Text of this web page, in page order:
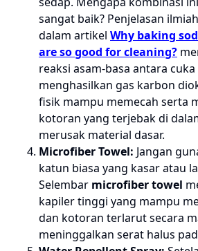
sangat baik? Penjelasan
dalam artikel Why baking
are so good for cleaning?
reaksi asam-basa antara
menghasilkan gas karbon
fisik mampu memecah serta
kotoran yang terjebak di
merusak material dasar.
Microfiber Towel: Jangan
katun biasa yang kasar atau
Selembar microfiber towel
kapiler tinggi yang mampu
dan kotoran terlarut secara
meninggalkan serat halus